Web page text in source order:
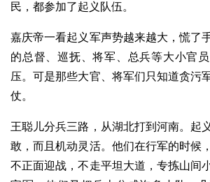
民，都参加了起义队伍。
嘉庆帝一看起义军声势越来越大，慌了
的总督、巡抚、将军、总兵等大小官
压。可是那些大官、将军们只知道贪污
仗。
王聪儿分兵三路，从湖北打到河南。起
敢，而且机动灵活。他们在行军的时候
不正面迎战，不走平坦大道，专拣山间